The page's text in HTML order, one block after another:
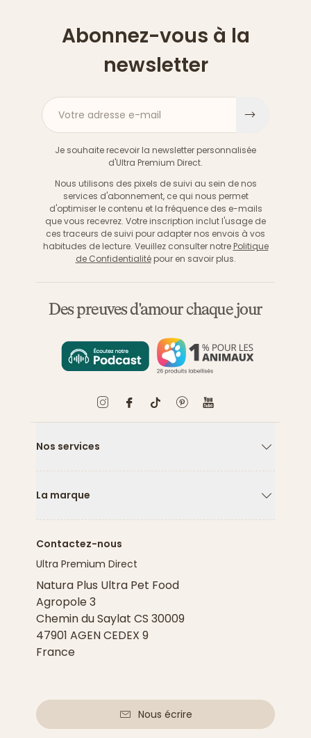
Abonnez-vous à la
newsletter
Votre adresse e-mail
Je souhaite recevoir la newsletter personnalisée
d'Ultra Premium Direct.
Nous utilisons des pixels de suivi au sein de nos
services d'abonnement, ce qui nous permet
d'optimiser le contenu et la fréquence des e-mails
que vous recevrez. Votre inscription inclut l'usage de
ces traceurs de suivi pour adapter nos envois à vos
habitudes de lecture. Veuillez consulter notre Politique
de Confidentialitépour en savoir plus.
Des preuves d'amour chaque jour
Nos services
La marque
Contactez-nous
Ultra Premium Direct
Natura Plus Ultra Pet Food
Agropole 3
Chemin du Saylat CS 30009
47901 AGEN CEDEX 9
France
Nous écrire